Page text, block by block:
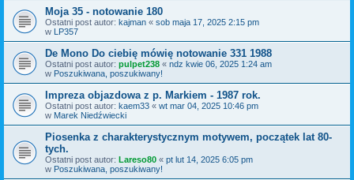
Moja 35 - notowanie 180
Ostatni post autor: kajman « sob maja 17, 2025 2:15 pm
w LP357
De Mono Do ciebię mówię notowanie 331 1988
Ostatni post autor: pulpet238 « ndz kwie 06, 2025 1:24 am
w Poszukiwana, poszukiwany!
Impreza objazdowa z p. Markiem - 1987 rok.
Ostatni post autor: kaem33 « wt mar 04, 2025 10:46 pm
w Marek Niedźwiecki
Piosenka z charakterystycznym motywem, początek lat 80-
tych.
Ostatni post autor: Lareso80 « pt lut 14, 2025 6:05 pm
w Poszukiwana, poszukiwany!